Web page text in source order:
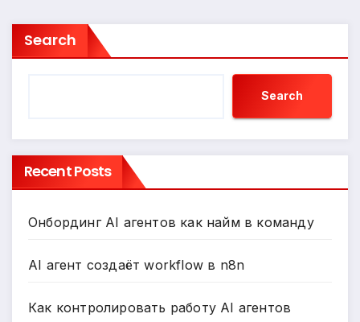
Search
Search
Recent Posts
Онбординг AI агентов как найм в команду
AI агент создаёт workflow в n8n
Как контролировать работу AI агентов